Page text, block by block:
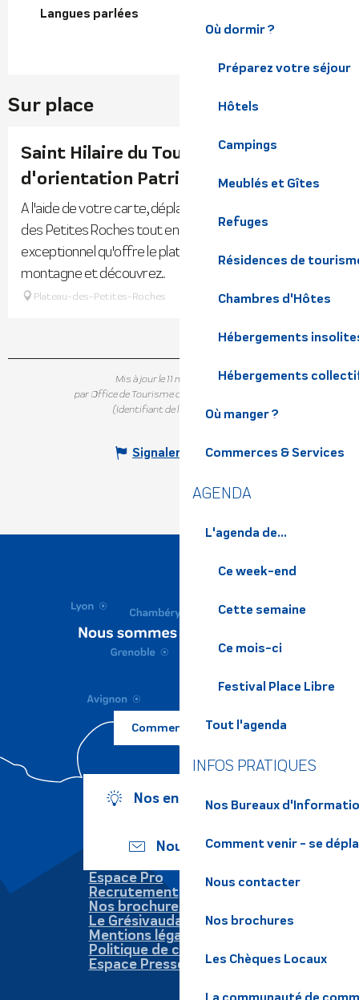
Où dormir ?
Préparez votre séjour
Hôtels
Campings
Meublés et Gîtes
Refuges
Résidences de
Chambres d'Hôtes
Hébergements
Hébergements
Où manger ?
Commerces & Services
AGENDA
L'agenda de...
Ce week-end
Cette semaine
Ce mois-ci
Festival Place Libre
Tout l'agenda
INFOS PRATIQUES
Nos Bureaux
Comment venir - se
Nous contacter
Nos brochures
Les Chèques Locaux
Langues parlées
Langues parlées
Sur place
Saint Hilaire du Touvet - Parcours
d'orientation Patrimoine
A l'aide de votre carte, déplacez-vous sur le Plateau
des Petites Roches tout en profitant du panorama
exceptionnel qu'offre le plateau sur les chaines de
montagne et découvrez...
Plateau-des-Petites-Roches
Mis à jour le 11 mai 2026 à 15:31
par Office de Tourisme de Belledonne Chartreuse
(Identifiant de l'offre :474200)
Signaler une erreur
Comment venir ?
Nos engagements
Nous écrire
Espace Pro
Recrutement
Nos brochures
Le Grésivaudan
Mentions légales
Politique de confidentialité
Espace Presse